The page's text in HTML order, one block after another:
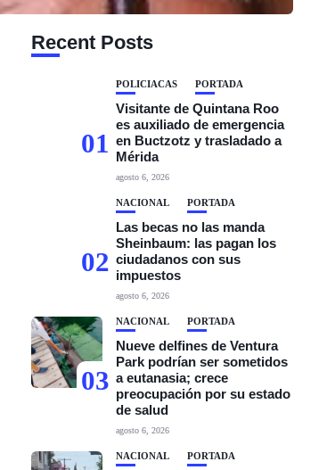
Recent Posts
01
POLICIACAS PORTADA
Visitante de Quintana Roo
es auxiliado de emergencia
en Buctzotz y trasladado a
Mérida
agosto 6, 2026
02
NACIONAL PORTADA
Las becas no las manda
Sheinbaum: las pagan los
ciudadanos con sus
impuestos
agosto 6, 2026
03
NACIONAL PORTADA
Nueve delfines de Ventura
Park podrían ser sometidos
a eutanasia; crece
preocupación por su estado
de salud
agosto 6, 2026
NACIONAL PORTADA